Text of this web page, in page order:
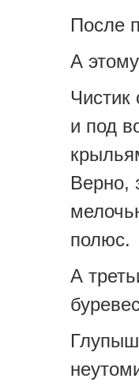
После
А
Чистик
и под
Верно,
полюс.
А